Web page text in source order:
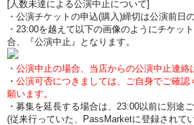
[人数未達による公演中止について]
・公演チケットの申込(購入)締切は公演前日
・23:00を越えて以下の画像のようにチケッ
合、『公演中止』となります。
・ 公演中止の場合、当店からの公演中止連絡
・ 公演可否につきましては、ご自身でご確認
願います。
・募集を延長する場合は、23:00以前に別途
(従来行っていた、PassMarketに登録されて